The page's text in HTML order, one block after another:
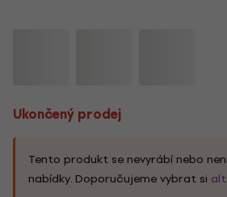
Ukončený prodej
Tento produkt se nevyrábí nebo
nabídky. Doporučujeme vybrat si